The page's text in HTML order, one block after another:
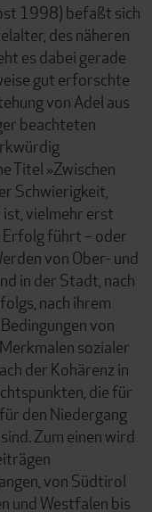
1998) befaßt sich
des näheren
es dabei gerade
gut erforschte
von Adel aus
beachteten
Titel »Zwischen
Schwierigkeit,
ist, vielmehr erst
Erfolg führt – oder
von Ober- und
in der Stadt, nach
nach ihrem
von
sozialer
der Kohärenz in
die für
den Niedergang
Zum einen wird
von Südtirol
und Westfalen bis